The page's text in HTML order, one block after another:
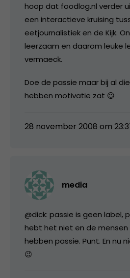
hoop dat foodlog.nl verder
een interactieve kruising
eetjournalistiek en de Kijk.
leerzaam en daarom leuke
vermaeck.
Doe de passie maar bij al
hebben motivatie zat 😉
28 november 2008 om
media
@dick: passie is geen label,
hebt het niet en de
hebben passie. Punt. En nu
😉